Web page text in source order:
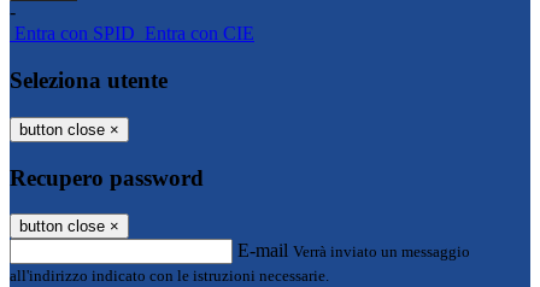
-
Entra con SPID Entra con CIE
Seleziona utente
button close ×
Recupero password
button close ×
E-mail Verrà inviato un messaggio
all'indirizzo indicato con le istruzioni necessarie.